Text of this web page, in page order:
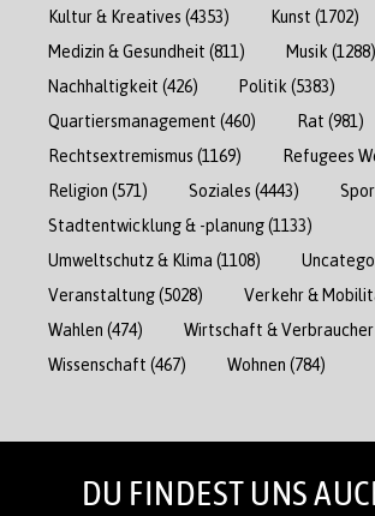
Kultur & Kreatives (4353) Kunst (1702)
Medizin & Gesundheit (811) Musik (1288)
Nachhaltigkeit (426) Politik (5383)
Quartiersmanagement (460) Rat (981)
Rechtsextremismus (1169) Refugees
Religion (571) Soziales (4443)
Stadtentwicklung & -planung(1133)
Umweltschutz & Klima (1108)
Veranstaltung(5028) Verkehr &
Wahlen (474) Wirtschaft & Verbraucher
Wissenschaft (467) Wohnen (784)
DU FINDEST UNS